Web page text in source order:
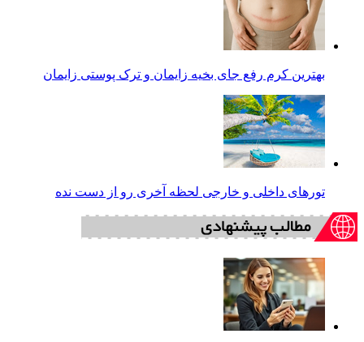
بهترین کرم رفع جای بخیه زایمان و ترک پوستی زایمان
تورهای داخلی و خارجی لحظه آخری رو از دست نده